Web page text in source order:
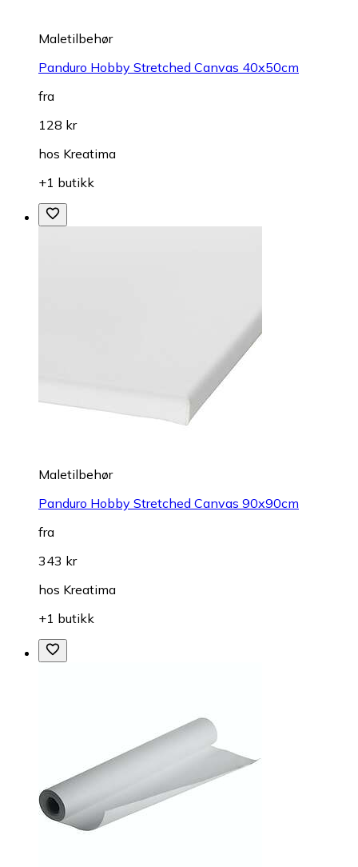
Maletilbehør
Panduro Hobby Stretched Canvas 40x50cm
fra
128 kr
hos Kreatima
+1 butikk
Maletilbehør
Panduro Hobby Stretched Canvas 90x90cm
fra
343 kr
hos Kreatima
+1 butikk